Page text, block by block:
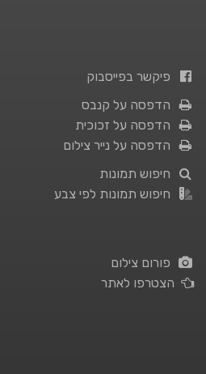
פיקשר בפייסבוק
הדפסה על קנבס
הדפסה על זכוכית
הדפסה על נייר צילום
חיפוש תמונות
חיפוש תמונות לפי צבע
פורום צילום
הצטרפו לאתר